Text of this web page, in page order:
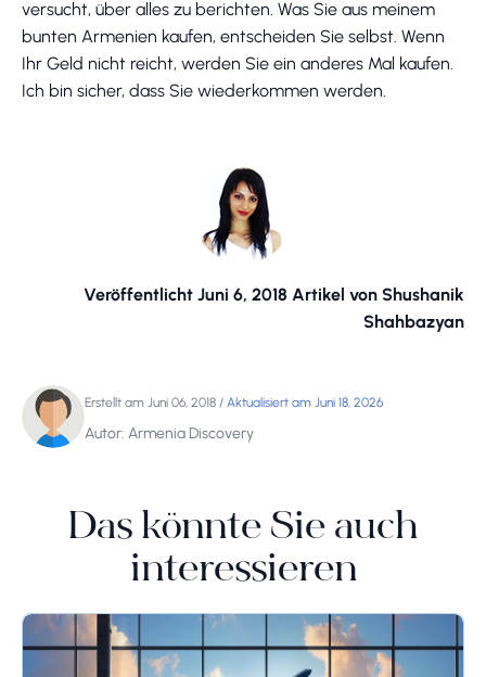
versucht, über alles zu berichten. Was Sie aus meinem
bunten Armenien kaufen, entscheiden Sie selbst. Wenn
Ihr Geld nicht reicht, werden Sie ein anderes Mal kaufen.
Ich bin sicher, dass Sie wiederkommen werden.
Veröffentlicht Juni 6, 2018 Artikel von Shushanik
Shahbazyan
Erstellt am Juni 06, 2018 / Aktualisiert am Juni 18, 2026
Autor: Armenia Discovery
Das könnte Sie auch
interessieren